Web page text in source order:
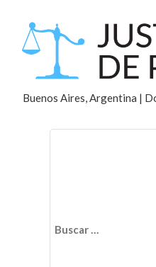
Buenos Aires, Argentina |